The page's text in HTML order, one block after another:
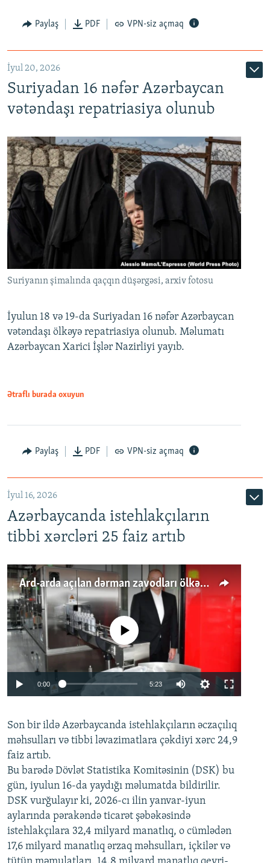
Auto
Paylaş PDF VPN-siz açmaq
İyul 20, 2026
Suriyadan 16 nəfər Azərbaycan
vətəndaşı repatriasiya olunub
Suriyanın şimalında qaçqın düşərgəsi, arxiv fotosu
İyulun 18 və 19-da Suriyadan 16 nəfər Azərbaycan
vətəndaşı ölkəyə repatriasiya olunub. Məlumatı
Azərbaycan Xarici İşlər Nazirliyi yayıb.
Ətraflı burada oxuyun
Paylaş PDF VPN-siz açmaq
İyul 16, 2026
Azərbaycanda istehlakçıların
tibbi xərcləri 25 faiz artıb
Ard-arda açılan dərman zavodları ölkənin tələbatını ödəyirmi?
Auto 240p 360p 480p
720p 1080p
No media source currently available
0:00 5:23
360p
480p
720p
1080p
Son bir ildə Azərbaycanda istehlakçıların əczaçılıq
məhsulları və tibbi ləvazimatlara çəkdiyi xərc 24,9
faiz artıb.
Bu barədə Dövlət Statistika Komitəsinin (DSK) bu
gün, iyulun 16-da yaydığı məlumatda bildirilir.
DSK vurğulayır ki, 2026-cı ilin yanvar-iyun
aylarında pərakəndə ticarət şəbəkəsində
istehlakçılara 32,4 milyard manatlıq, o cümlədən
17,6 milyard manatlıq ərzaq məhsulları, içkilər və